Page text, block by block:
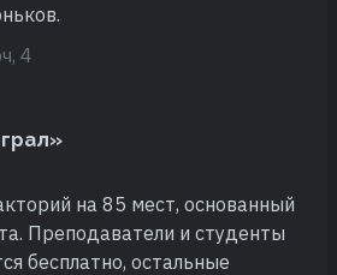
4
на 85 мест, основанный
Преподаватели и студенты
бесплатно, остальные